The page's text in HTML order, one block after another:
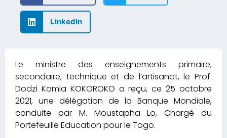
LinkedIn
Le ministre des enseignements primaire,
secondaire, technique et de l’artisanat, le Prof.
Dodzi Komla KOKOROKO a reçu, ce 25 octobre
2021, une délégation de la Banque Mondiale,
conduite par M. Moustapha Lo, Chargé du
Portefeuille Education pour le Togo.